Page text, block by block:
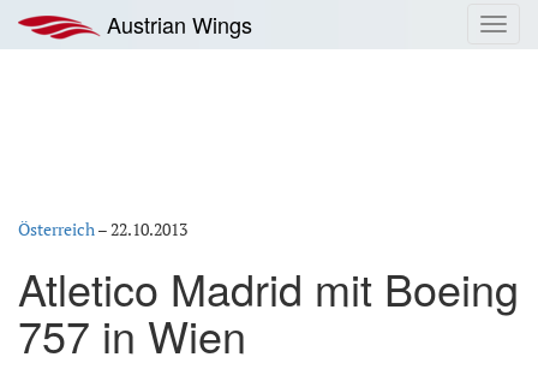
Inhalt
springen
Austrian Wings
Österreich–22.10.2013
Atletico Madrid mit Boeing
757 in Wien